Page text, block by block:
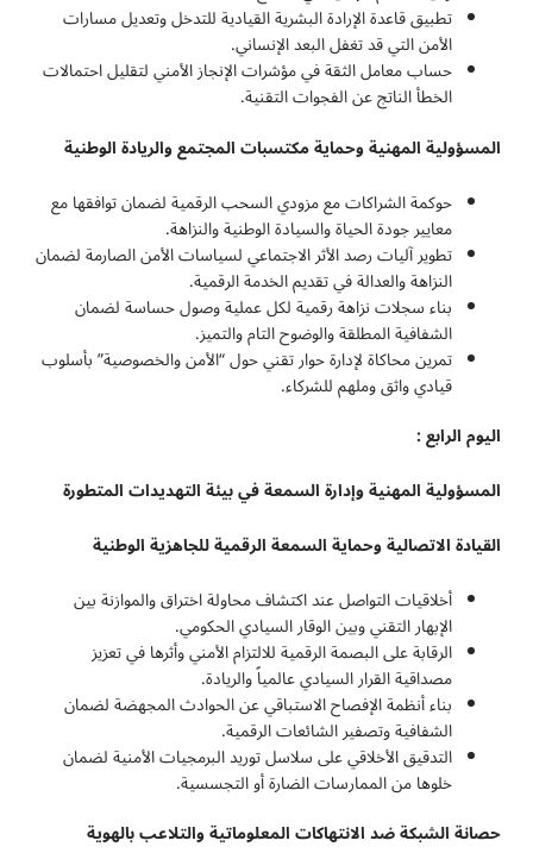
تطبيق قاعدة الإرادة البشرية القيادية للتدخل وتعديل مسارات
الأمن التي قد تغفل البعد الإنساني.
حساب معامل الثقة في مؤشرات الإنجاز الأمني لتقليل احتمالات
الخطأ الناتج عن الفجوات التقنية.
المسؤولية المهنية وحماية مكتسبات المجتمع والريادة الوطنية
حوكمة الشراكات مع مزودي السحب الرقمية لضمان توافقها مع
معايير جودة الحياة والسيادة الوطنية والنزاهة.
تطوير آليات رصد الأثر الاجتماعي لسياسات الأمن الصارمة لضمان
النزاهة والعدالة في تقديم الخدمة الرقمية.
بناء سجلات نزاهة رقمية لكل عملية وصول حساسة لضمان
الشفافية المطلقة والوضوح التام والتميز.
تمرين محاكاة لإدارة حوار تقني حول “الأمن والخصوصية” بأسلوب
قيادي واثق وملهم للشركاء.
اليوم الرابع :
المسؤولية المهنية وإدارة السمعة في بيئة التهديدات المتطورة
القيادة الاتصالية وحماية السمعة الرقمية للجاهزية الوطنية
أخلاقيات التواصل عند اكتشاف محاولة اختراق والموازنة بين
الإبهار التقني وبين الوقار السيادي الحكومي.
الرقابة على البصمة الرقمية للالتزام الأمني وأثرها في تعزيز
مصداقية القرار السيادي عالمياً والريادة.
بناء أنظمة الإفصاح الاستباقي عن الحوادث المجهضة لضمان
الشفافية وتصفير الشائعات الرقمية.
التدقيق الأخلاقي على سلاسل توريد البرمجيات الأمنية لضمان
خلوها من الممارسات الضارة أو التجسسية.
حصانة الشبكة ضد الانتهاكات المعلوماتية والتلاعب بالهوية